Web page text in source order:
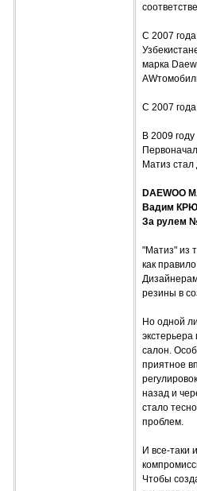
С 2007
марка
С 2007
В 2009
Матиз стал
DAEWOO
Вадим
За рулем
"Матиз" из
как
резины в
Но одной
салон.
приятное
назад и
стало
проблем.
И все-таки
Чтобы